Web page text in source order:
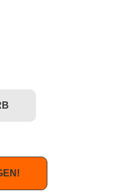
Origins) - Rise of Evil: Keldor